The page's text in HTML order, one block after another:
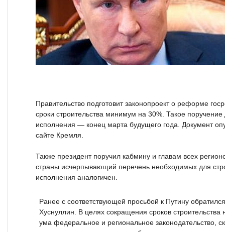
Правительство подготовит законопроект о реформе
сроки строительства минимум на 30%. Такое
исполнения — конец марта будущего года. Документ
сайте Кремля.
Также президент поручил кабмину и главам всех
страны исчерпывающий перечень необходимых для
исполнения аналогичен.
Ранее с соответствующей просьбой к Путину
Хуснуллин. В целях сокращения сроков
ума федеральное и региональное законодательство,